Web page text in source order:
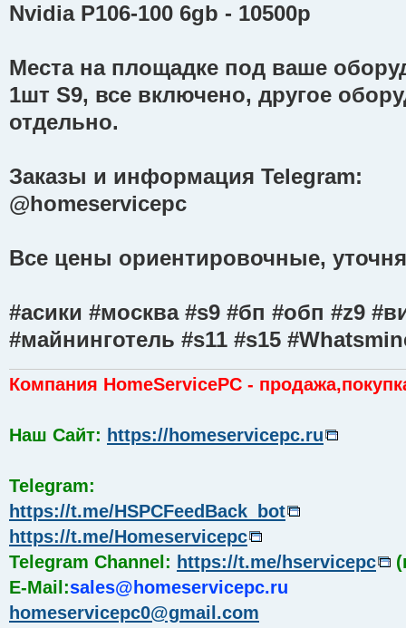
Nvidia P106-100 6gb - 10500р
Места на площадке под ваше
1шт S9, все включено, другое
отдельно.
Заказы и информация Telegram:
@homeservicepc
Все цены ориентировочные,
#асики #москва #s9 #бп #обп #z9
#майнинготель #s11 #s15
Компания HomeServicePC -
Наш Сайт: https://homeservicepc.ru
Telegram:
https://t.me/HSPCFeedBack_bot
https://t.me/Homeservicepc
Telegram Channel: https://t.me/hservicepc
E-Mail:sales@homeservicepc.ru
homeservicepc0@gmail.com